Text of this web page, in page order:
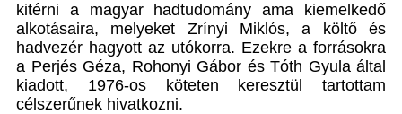
kitérni a magyar hadtudomány ama kiemelkedő
alkotásaira, melyeket Zrínyi Miklós, a költő és
hadvezér hagyott az utókorra. Ezekre a forrásokra
a Perjés Géza, Rohonyi Gábor és Tóth Gyula által
kiadott, 1976-os köteten keresztül tartottam
célszerűnek hivatkozni.